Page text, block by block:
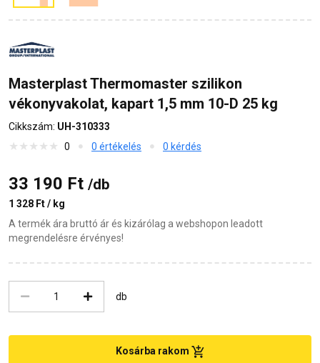
Masterplast Thermomaster szilikon
vékonyvakolat, kapart 1,5 mm 10-D 25 kg
Cikkszám: UH-310333
0
0 értékelés 0 kérdés
33 190 Ft /db
1 328 Ft / kg
A termék ára bruttó ár és kizárólag a webshopon leadott
megrendelésre érvényes!
db
Kosárba rakom